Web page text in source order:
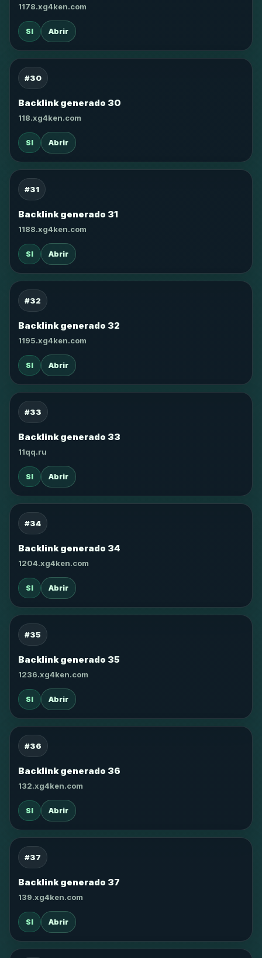
1178.xg4ken.com
SI Abrir
#30
Backlink generado 30
118.xg4ken.com
SI Abrir
#31
Backlink generado 31
1188.xg4ken.com
SI Abrir
#32
Backlink generado 32
1195.xg4ken.com
SI Abrir
#33
Backlink generado 33
11qq.ru
SI Abrir
#34
Backlink generado 34
1204.xg4ken.com
SI Abrir
#35
Backlink generado 35
1236.xg4ken.com
SI Abrir
#36
Backlink generado 36
132.xg4ken.com
SI Abrir
#37
Backlink generado 37
139.xg4ken.com
SI Abrir